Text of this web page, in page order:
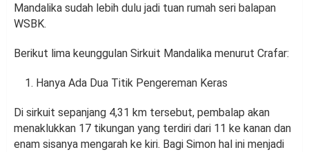
Mandalika sudah lebih dulu jadi tuan rumah seri balapan
WSBK.
Berikut lima keunggulan Sirkuit Mandalika menurut Crafar:
Hanya Ada Dua Titik Pengereman Keras
Di sirkuit sepanjang 4,31 km tersebut, pembalap akan
menaklukkan 17 tikungan yang terdiri dari 11 ke kanan dan
enam sisanya mengarah ke kiri. Bagi Simon hal ini menjadi